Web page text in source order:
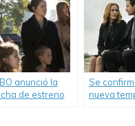
anunció la
de estreno
Se
nueva